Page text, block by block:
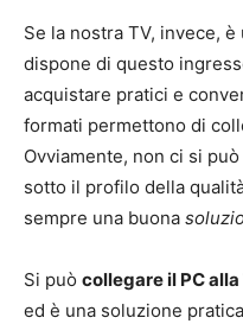
Se la nostra TV, invece,
dispone di questo
acquistare pratici e
formati permettono di
Ovviamente, non ci si
sotto il profilo della
sempre una buona
Si può collegare il PC alla
ed è una soluzione